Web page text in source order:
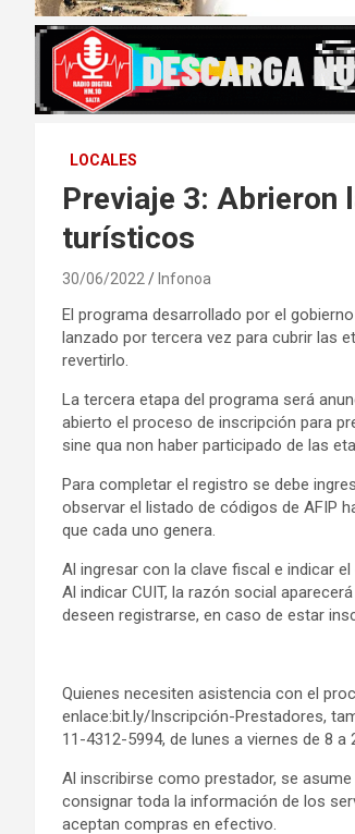
LOCALES
Previaje 3: Abrieron
turísticos
30/06/2022 Infonoa
El programa desarrollado por el
lanzado por tercera vez para cubrir las
revertirlo.
La tercera etapa del programa será
abierto el proceso de inscripción para
sine qua non haber participado de las
Para completar el registro se debe
observar el listado de códigos de AFIP
que cada uno genera.
Al ingresar con la clave fiscal e indicar
Al indicar CUIT, la razón social
deseen registrarse, en caso de estar
Quienes necesiten asistencia con el
enlace:bit.ly/Inscripción-Prestadores,
11-4312-5994, de lunes a viernes de 8 a
Al inscribirse como prestador, se
consignar toda la información de los
aceptan compras en efectivo.